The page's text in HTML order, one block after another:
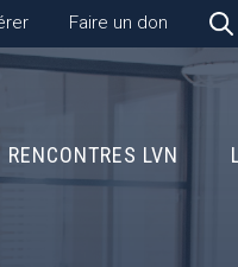
Faire un don
RENCONTRES LVN